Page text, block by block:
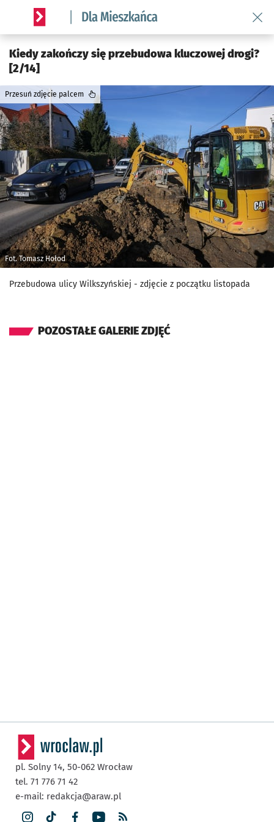
Serwis informacyjny wroclaw.pl podserwis: Dla mieszkańca
Kiedy zakończy się przebudowa kluczowej drogi?
[2/14]
Fot. Tomasz Hołod
Przesuń zdjęcie palcem
Przebudowa ulicy Wilkszyńskiej - zdjęcie z początku listopada
POZOSTAŁE GALERIE ZDJĘĆ
pl. Solny 14, 50-062 Wrocław
tel. 71 776 71 42
e-mail: redakcja@araw.pl